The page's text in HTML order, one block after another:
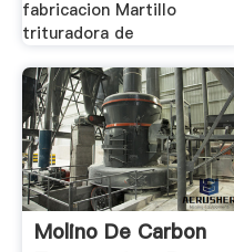
fabricacion Martillo
trituradora de
Molino De Carbon